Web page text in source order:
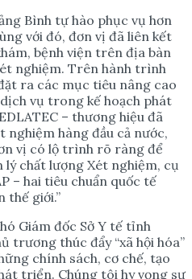
Bình tự hào phục vụ hơn
với đó, đơn vị đã liên kết
bệnh viện trên địa bàn
nghiệm. Trên hành trình
ra các mục tiêu nâng cao
vụ trong kế hoạch phát
– thương hiệu đã
nghiệm hàng đầu cả nước,
vị có lộ trình rõ ràng để
lý chất lượng Xét nghiệm, cụ
– hai tiêu chuẩn quốc tế
thế giới.”
Giám đốc Sở Y tế tỉnh
trương thúc đẩy “xã hội hóa”
chính sách, cơ chế, tạo
triển. Chúng tôi hy vọng sự